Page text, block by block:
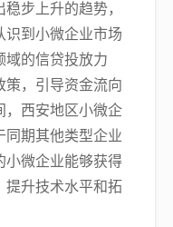
步上升的趋势，
识到小微企业市场
域的信贷投放力
策，引导资金流向
，西安地区小微企
同期其他类型企业
小微企业能够获得
提升技术水平和拓